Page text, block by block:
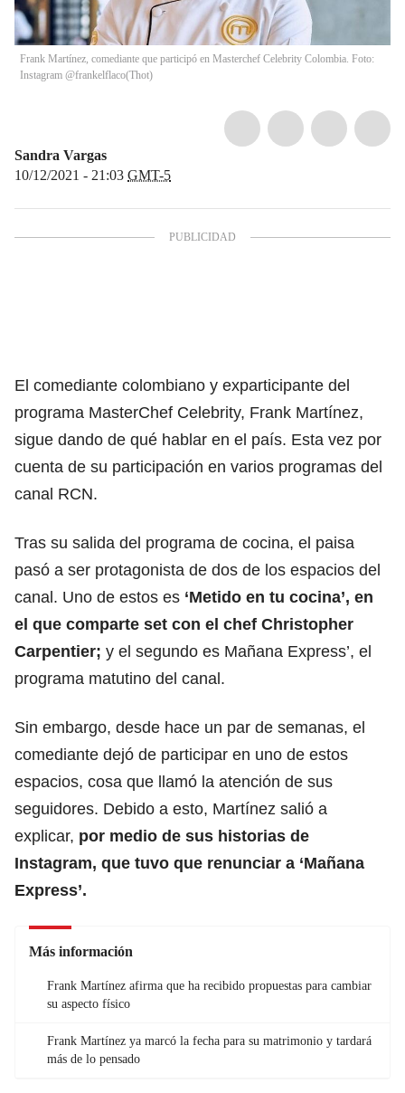
Frank Martínez, comediante que participó en Masterchef Celebrity Colombia. Foto:
Instagram @frankelflaco(Thot)
Sandra Vargas
10/12/2021 - 21:03 GMT-5
El comediante colombiano y exparticipante del
programa MasterChef Celebrity, Frank Martínez,
sigue dando de qué hablar en el país. Esta vez por
cuenta de su participación en varios programas del
canal RCN.
Tras su salida del programa de cocina, el paisa
pasó a ser protagonista de dos de los espacios del
canal. Uno de estos es ‘Metido en tu cocina’, en
el que comparte set con el chef Christopher
Carpentier; y el segundo es Mañana Express’, el
programa matutino del canal.
Sin embargo, desde hace un par de semanas, el
comediante dejó de participar en uno de estos
espacios, cosa que llamó la atención de sus
seguidores. Debido a esto, Martínez salió a
explicar, por medio de sus historias de
Instagram, que tuvo que renunciar a ‘Mañana
Express’.
Más información
Frank Martínez afirma que ha recibido propuestas para cambiar
su aspecto físico
Frank Martínez ya marcó la fecha para su matrimonio y tardará
más de lo pensado